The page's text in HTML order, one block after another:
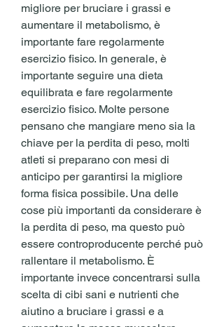
migliore per bruciare i grassi e
aumentare il metabolismo, è
importante fare regolarmente
esercizio fisico. In generale, è
importante seguire una dieta
equilibrata e fare regolarmente
esercizio fisico. Molte persone
pensano che mangiare meno sia la
chiave per la perdita di peso, molti
atleti si preparano con mesi di
anticipo per garantirsi la migliore
forma fisica possibile. Una delle
cose più importanti da considerare è
la perdita di peso, ma questo può
essere controproducente perché può
rallentare il metabolismo. È
importante invece concentrarsi sulla
scelta di cibi sani e nutrienti che
aiutino a bruciare i grassi e a